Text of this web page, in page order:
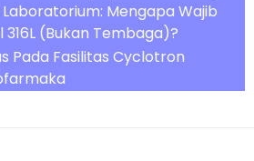
Laboratorium: Mengapa Wajib
316L (Bukan Tembaga)?
Pada Fasilitas Cyclotron